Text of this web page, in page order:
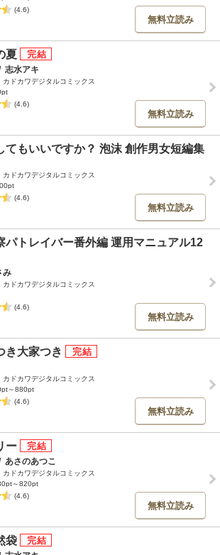
(4.6)
無料立読み
夏
志水アキ
カドカワデジタルコミックス
(4.6)
無料立読み
てもいいですか？ 泡沫 創作男女短編集
カドカワデジタルコミックス
(4.6)
無料立読み
パトレイバー番外編 運用マニュアル12
み
カドカワデジタルコミックス
(4.6)
無料立読み
き大家つき
カドカワデジタルコミックス
～880pt
(4.6)
無料立読み
ー
あさのあつこ
カドカワデジタルコミックス
～820pt
(4.6)
無料立読み
袋